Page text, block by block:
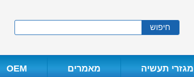
חיפוש
OEM מאמרים מגזרי תעשיה